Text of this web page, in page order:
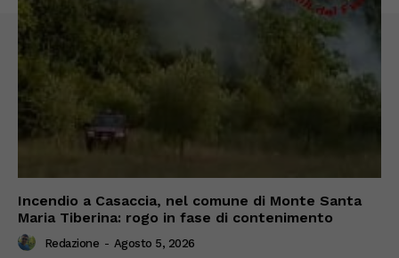
Incendio a Casaccia, nel comune di Monte Santa
Maria Tiberina: rogo in fase di contenimento
Redazione - Agosto 5, 2026